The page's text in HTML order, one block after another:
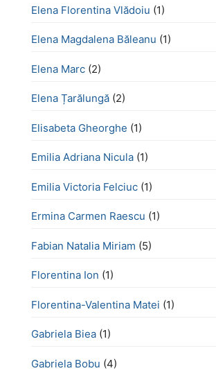
Elena Florentina Vlădoiu (1)
Elena Magdalena Băleanu (1)
Elena Marc (2)
Elena Țarălungă (2)
Elisabeta Gheorghe (1)
Emilia Adriana Nicula (1)
Emilia Victoria Felciuc (1)
Ermina Carmen Raescu (1)
Fabian Natalia Miriam (5)
Florentina Ion (1)
Florentina-Valentina Matei (1)
Gabriela Biea (1)
Gabriela Bobu (4)